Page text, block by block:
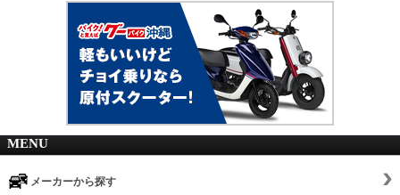
MENU
メーカーから探す